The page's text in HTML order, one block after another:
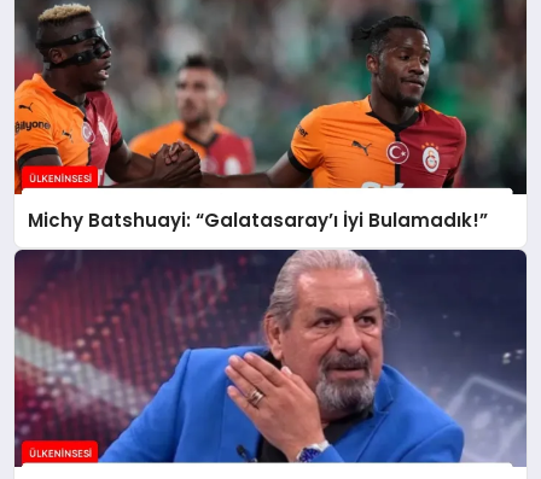
Michy Batshuayi: “Galatasaray’ı İyi Bulamadık!”